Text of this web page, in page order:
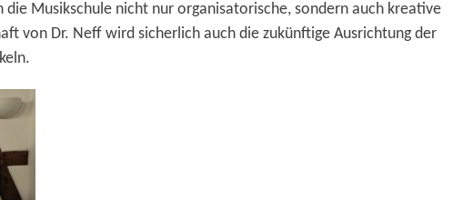
Musikschule nicht nur organisatorische, sondern auch kreative
von Dr. Neff wird sicherlich auch die zukünftige Ausrichtung der